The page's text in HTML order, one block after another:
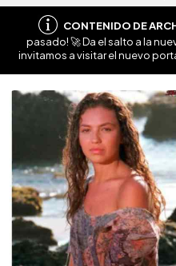
CONTENIDO DE
pasado! 🚀 Da el salto a la
invitamos a visitar el nuevo